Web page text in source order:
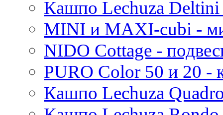
Кашпо Lechuza
MINI и MAXI-cubi -
NIDO Cottage -
PURO Color 50 и 20
Кашпо Lechuza